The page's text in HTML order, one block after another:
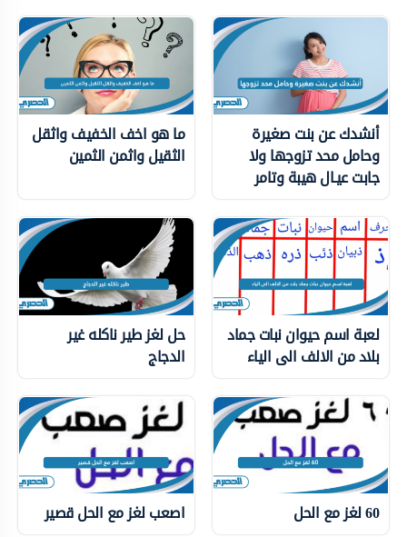
أنشدك عن بنت صغيرة
وحامل محد تزوجها ولا
جابت عيـال هيبة وتامر
ما هو اخف الخفيف واثقل
الثقيل واثمن الثمين
لعبة اسم حيوان نبات جماد
بلاد من الالف الى الياء
حل لغز طير ناكله غير
الدجاج
60 لغز مع الحل اصعب لغز مع الحل قصير